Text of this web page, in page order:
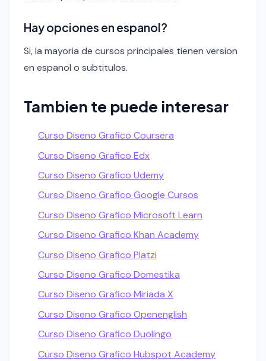
Hay opciones en espanol?
Si, la mayoria de cursos principales tienen version
en espanol o subtitulos.
Tambien te puede interesar
Curso Diseno Grafico Coursera
Curso Diseno Grafico Edx
Curso Diseno Grafico Udemy
Curso Diseno Grafico Google Cursos
Curso Diseno Grafico Microsoft Learn
Curso Diseno Grafico Khan Academy
Curso Diseno Grafico Platzi
Curso Diseno Grafico Domestika
Curso Diseno Grafico Miriada X
Curso Diseno Grafico Openenglish
Curso Diseno Grafico Duolingo
Curso Diseno Grafico Hubspot Academy